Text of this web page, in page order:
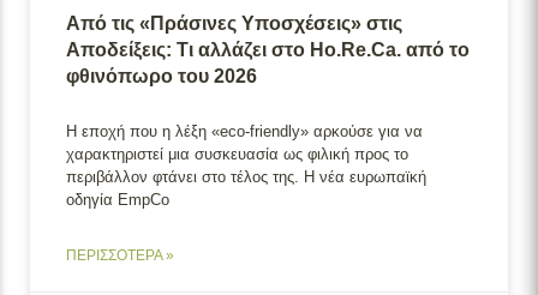
Από τις «Πράσινες Υποσχέσεις» στις
Αποδείξεις: Τι αλλάζει στο Ho.Re.Ca. από το
φθινόπωρο του 2026
Η εποχή που η λέξη «eco-friendly» αρκούσε για να
χαρακτηριστεί μια συσκευασία ως φιλική προς το
περιβάλλον φτάνει στο τέλος της. Η νέα ευρωπαϊκή
οδηγία EmpCo
ΠΕΡΙΣΣΟΤΕΡΑ »